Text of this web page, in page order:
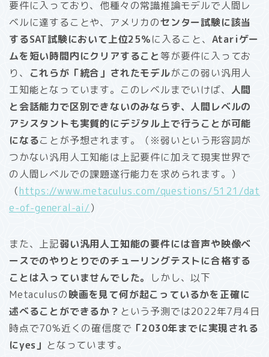
要件に入っており、他種々の常識推論モデルで人間レ
ベルに達することや、アメリカのセンター試験に該当
するSAT試験において上位25％に入ること、 Atariゲー
ムを短い時間内にクリアすること等が要件に入ってお
り、
これらが「統合」されたモデルがこの弱い汎用人
工知能となっています。このレベルまでいけば、 人間
と会話能力で区別できないのみならず、人間レベルの
アシスタントも実質的にデジタル上で行うことが可能
になることが予想されます。（※弱いという形容詞が
つかない汎用人工知能は上記要件に加えて現実世界で
の人間レベルでの課題遂行能力を求められます。）
（https://www.metaculus.com/questions/5121/dat
e-of-general-ai/）
また、上記弱い汎用人工知能の要件には音声や映像ベ
ースでのやりとりでのチューリングテストに合格する
ことは入っていませんでした。
しかし、以下
Metaculusの映画を見て何が起こっているかを正確に
述べることができるか？ という予測では2022年7月4日
時点で70%近くの確信度で 「2030年までに実現される
にyes」 となっています。